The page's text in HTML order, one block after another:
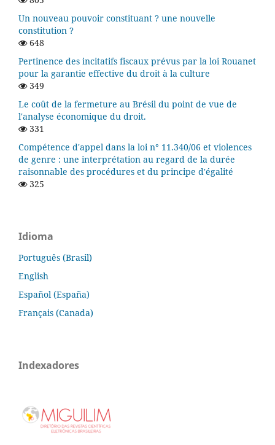
Un nouveau pouvoir constituant ? une nouvelle
constitution ?
648
Pertinence des incitatifs fiscaux prévus par la loi Rouanet
pour la garantie effective du droit à la culture
349
Le coût de la fermeture au Brésil du point de vue de
l'analyse économique du droit.
331
Compétence d'appel dans la loi n° 11.340/06 et violences
de genre : une interprétation au regard de la durée
raisonnable des procédures et du principe d'égalité
325
Idioma
Português (Brasil)
English
Español (España)
Français (Canada)
Indexadores